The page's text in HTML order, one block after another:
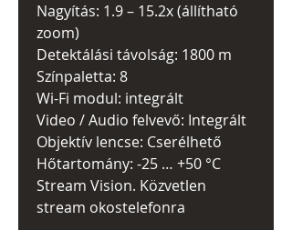
Nagyítás: 1.9 – 15.2x (állítható
zoom)
Detektálási távolság: 1800 m
Színpaletta: 8
Wi-Fi modul: integrált
Video / Audio felvevő: Integrált
Objektív lencse: Cserélhető
Hőtartomány: -25 … +50 °C
Stream Vision. Közvetlen
stream okostelefonra